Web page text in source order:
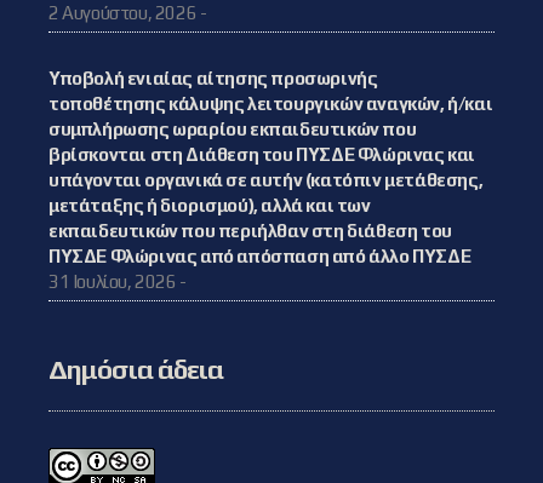
2 Αυγούστου, 2026 -
Υποβολή ενιαίας αίτησης προσωρινής
τοποθέτησης κάλυψης λειτουργικών αναγκών, ή/και
συμπλήρωσης ωραρίου εκπαιδευτικών που
βρίσκονται στη Διάθεση του ΠΥΣΔΕ Φλώρινας και
υπάγονται οργανικά σε αυτήν (κατόπιν μετάθεσης,
μετάταξης ή διορισμού), αλλά και των
εκπαιδευτικών που περιήλθαν στη διάθεση του
ΠΥΣΔΕ Φλώρινας από απόσπαση από άλλο ΠΥΣΔΕ
31 Ιουλίου, 2026 -
Δημόσια άδεια